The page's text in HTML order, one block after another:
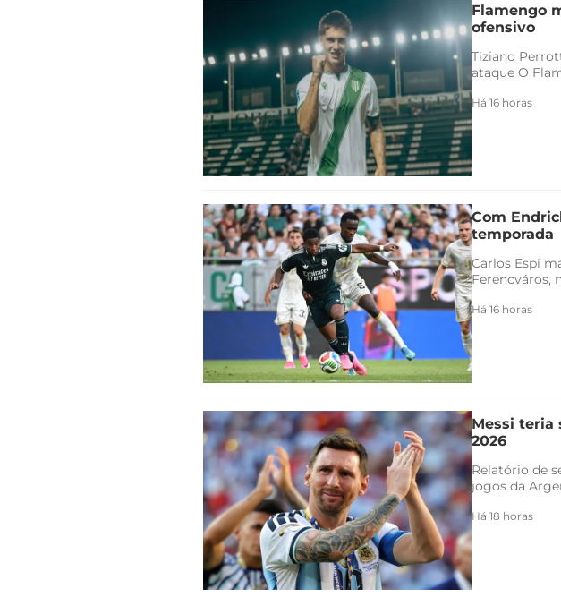
Flamengo
ofensivo
Tiziano
ataque O
Há 16 horas
Com
temporada
Carlos Espí
Ferencváros,
Há 16 horas
Messi teria
2026
Relatório de
jogos da
Há 18 horas